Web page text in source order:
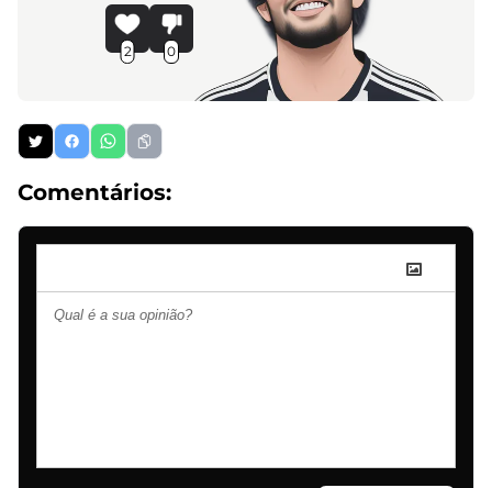
2 0
Comentários: